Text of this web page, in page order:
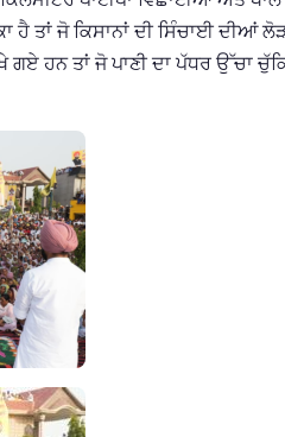
ਹੈ ਤਾਂ ਜੋ ਕਿਸਾਨਾਂ ਦੀ ਸਿੰਚਾਈ ਦੀਆਂ
ਹਨ ਤਾਂ ਜੋ ਪਾਣੀ ਦਾ ਪੱਧਰ ਉੱਚਾ